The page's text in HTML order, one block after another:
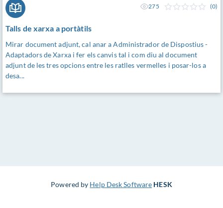
Talls de xarxa a portàtils
Mirar document adjunt, cal anar a Administrador de Dispostius -
Adaptadors de Xarxa i fer els canvis tal i com diu al document
adjunt de les tres opcions entre les ratlles vermelles i posar-los a
desa...
275 (0)
Powered by Help Desk Software HESK